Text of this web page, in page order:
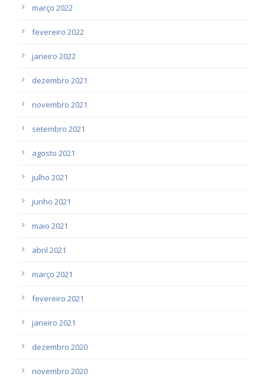
março 2022
fevereiro 2022
janeiro 2022
dezembro 2021
novembro 2021
setembro 2021
agosto 2021
julho 2021
junho 2021
maio 2021
abril 2021
março 2021
fevereiro 2021
janeiro 2021
dezembro 2020
novembro 2020